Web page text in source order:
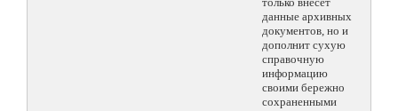
данные архивных
документов, но и
дополнит сухую
справочную
информацию
своими бережно
сохраненными